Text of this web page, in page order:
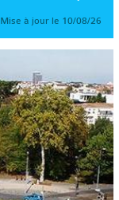
Mise à jour le 10/08/26